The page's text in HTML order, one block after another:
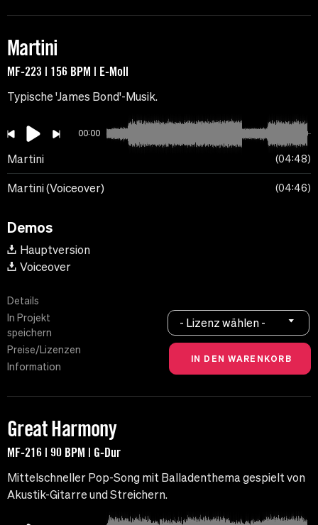
Martini
MF-223 | 156 BPM | E-Moll
Typische 'James Bond'-Musik.
00:00
Martini 04:48
Martini (Voiceover) 04:46
Demos
Hauptversion
Voiceover
Details
In Projekt
speichern
Preise/Lizenzen
Information
- Lizenz wählen -
Great Harmony
MF-216 | 90 BPM | G-Dur
Mittelschneller Pop-Song mit Balladenthema gespielt von
Akustik-Gitarre und Streichern.